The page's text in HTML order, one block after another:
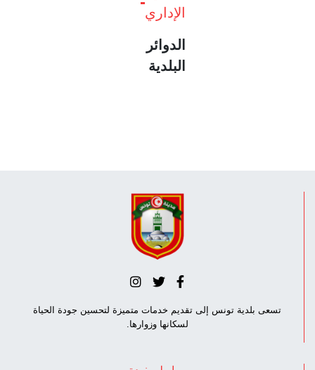
الإداري
الدوائر
البلدية
تسعى بلدية تونس إلى تقديم خدمات متميزة لتحسين جودة الحياة
لسكانها وزوارها.